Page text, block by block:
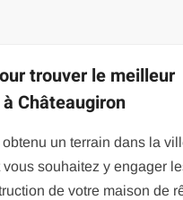
trouver le meilleur
Châteaugiron
un terrain dans la
souhaitez y engager
de votre maison de